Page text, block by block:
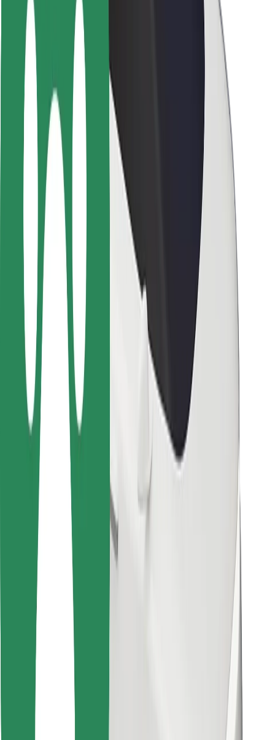
Pasažieru drošība
Autovadītāju drošība
Skrejriteņu drošība
Drošības laboratorija
Pilsētas
Pilsētas
Risinājumi pilsētām
Lidostas
Bolt uzlādes statīvi
Palīdzība
Pasažieriem
Autovadītājiem
Kurjeriem
Bolt Food
Autoparku īpašniekiem
Restorāniem
Bolt for Business
Cits
Piegādātāji
Sīkdatnes
Drošība
Saņem braucienu minūšu laikā!
Lejupielādē Bolt lietotni
Atrodi savas mīļākās maltītes!
Lejupielādē Bolt Food lietotni